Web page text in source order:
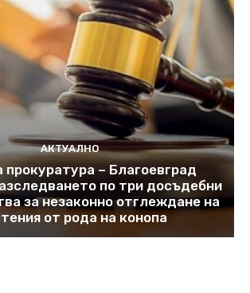
АКТУАЛНО
прокуратура – Благоевград
по три досъдебни
за незаконно отглеждане на
от рода на конопа